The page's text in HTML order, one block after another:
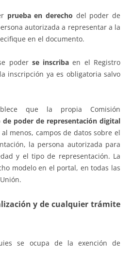
prueba en derecho del poder de
autorizada a representar a la
en el documento.
poder se inscriba en el Registro
inscripción ya es obligatoria salvo
que la propia Comisión
de poder de representación digital
menos, campos de datos sobre el
la persona autorizada para
y el tipo de representación. La
modelo en el portal, en todas las
y de cualquier trámite
se ocupa de la exención de